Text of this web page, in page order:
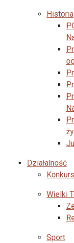
Historia
Działalność
Wielki
Sport